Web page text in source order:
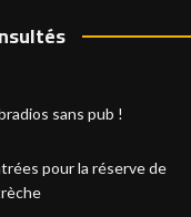
sans pub !
pour la réserve de